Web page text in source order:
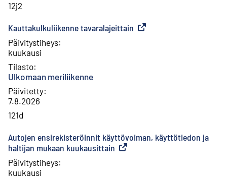
12j2
Kauttakulkuliikenne tavaralajeittain Ulkoinen linkki
Päivitystiheys:
kuukausi
Tilasto:
Ulkomaan meriliikenne
Päivitetty:
7.8.2026
121d
Autojen ensirekisteröinnit käyttövoiman, käyttötiedon ja
haltijan mukaan kuukausittain Ulkoinen linkki
Päivitystiheys:
kuukausi